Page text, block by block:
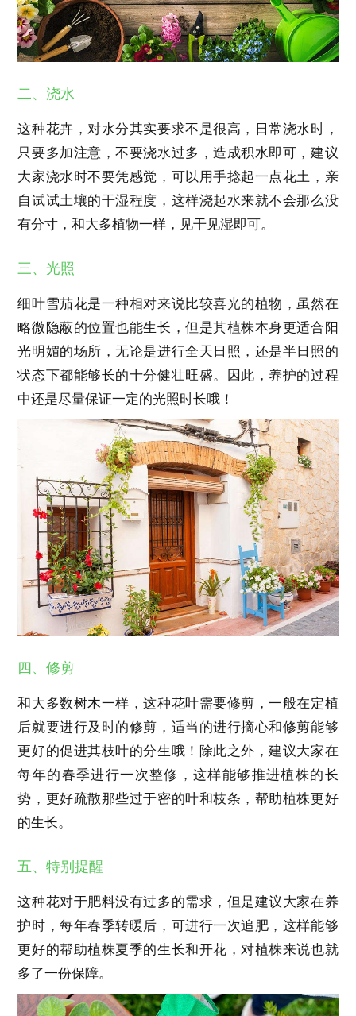
二、浇水
这种花卉，对水分其实要求不是很高，日常浇水时，
只要多加注意，不要浇水过多，造成积水即可，建议
大家浇水时不要凭感觉，可以用手捻起一点花土，亲
自试试土壤的干湿程度，这样浇起水来就不会那么没
有分寸，和大多植物一样，见干见湿即可。
三、光照
细叶雪茄花是一种相对来说比较喜光的植物，虽然在
略微隐蔽的位置也能生长，但是其植株本身更适合阳
光明媚的场所，无论是进行全天日照，还是半日照的
状态下都能够长的十分健壮旺盛。因此，养护的过程
中还是尽量保证一定的光照时长哦！
四、修剪
和大多数树木一样，这种花叶需要修剪，一般在定植
后就要进行及时的修剪，适当的进行摘心和修剪能够
更好的促进其枝叶的分生哦！除此之外，建议大家在
每年的春季进行一次整修，这样能够推进植株的长
势，更好疏散那些过于密的叶和枝条，帮助植株更好
的生长。
五、特别提醒
这种花对于肥料没有过多的需求，但是建议大家在养
护时，每年春季转暖后，可进行一次追肥，这样能够
更好的帮助植株夏季的生长和开花，对植株来说也就
多了一份保障。